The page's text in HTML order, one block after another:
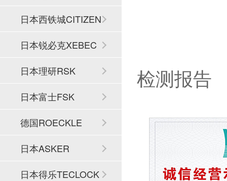
检测报告
日本西铁城CITIZEN
日本锐必克XEBEC
日本理研RSK
日本富士FSK
德国ROECKLE
日本ASKER
日本得乐TECLOCK